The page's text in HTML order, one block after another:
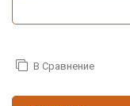
В Сравнение